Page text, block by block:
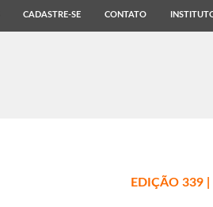
CADASTRE-SE CONTATO
EDIÇÃO 339